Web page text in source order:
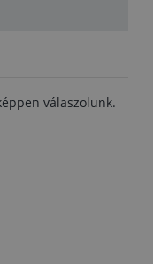
válaszolunk.